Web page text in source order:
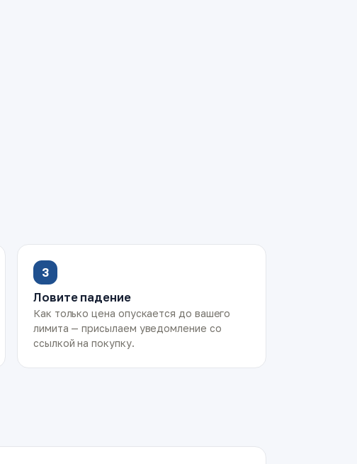
3
Ловите падение
Как только цена опускается до вашего
лимита — присылаем уведомление со
ссылкой на покупку.